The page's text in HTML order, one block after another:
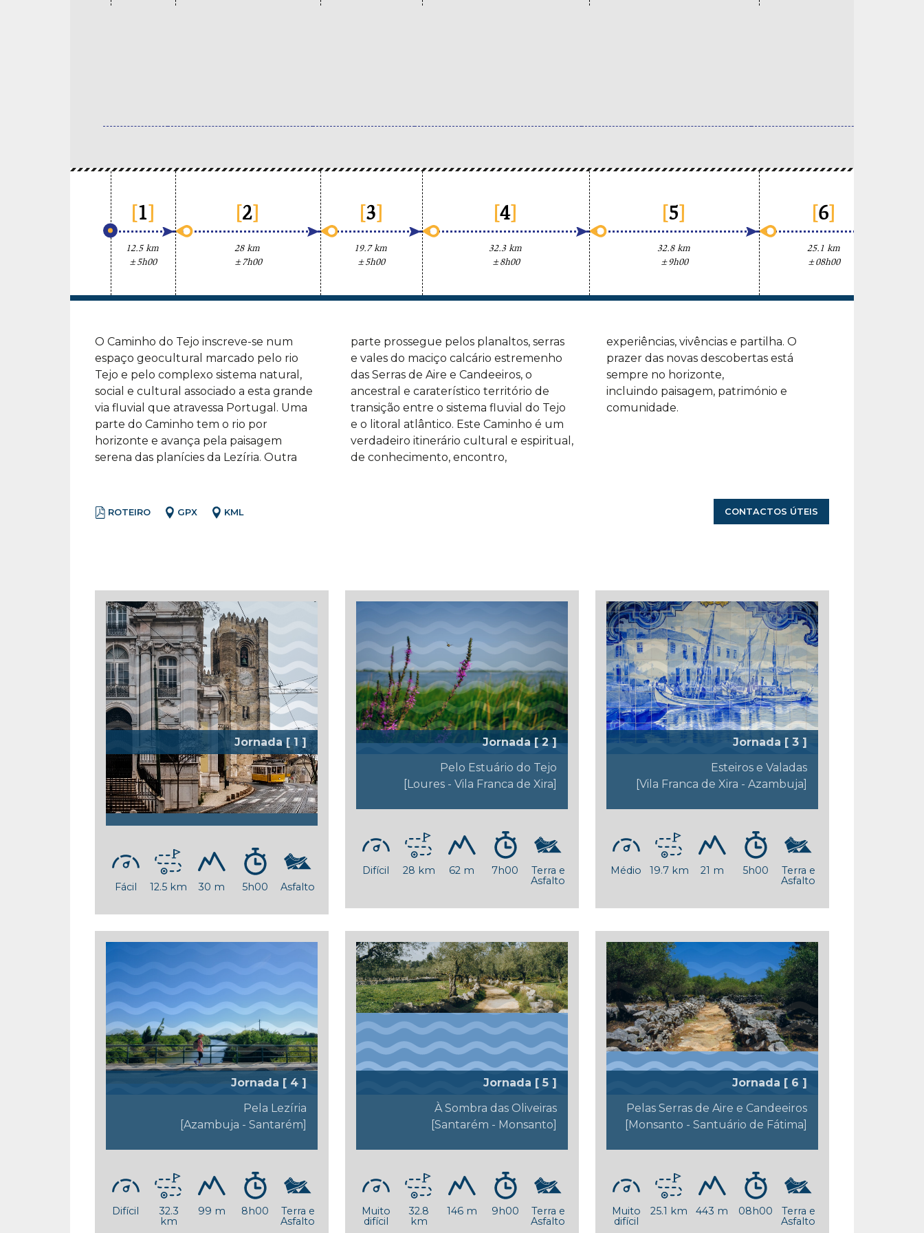
[1]
12.5 km
±5h00
[2]
28 km
±7h00
[3]
19.7 km
±5h00
[4]
32.3 km
±8h00
[5]
32.8 km
±9h00
[6]
25.1 km
±08h00
O Caminho do Tejo inscreve-se num
espaço geocultural marcado pelo rio
Tejo e pelo complexo sistema natural,
social e cultural associado a esta grande
via fluvial que atravessa Portugal. Uma
parte do Caminho tem o rio por
horizonte e avança pela paisagem
serena das planícies da Lezíria. Outra
parte prossegue pelos planaltos, serras
e vales do maciço calcário estremenho
das Serras de Aire e Candeeiros, o
ancestral e caraterístico território de
transição entre o sistema fluvial do Tejo
e o litoral atlântico. Este Caminho é um
verdadeiro itinerário cultural e espiritual,
de conhecimento, encontro,
experiências, vivências e partilha. O
prazer das novas descobertas está
sempre no horizonte,
incluindo paisagem, património e
comunidade.
ROTEIRO GPX KML CONTACTOS ÚTEIS
Lista de Jornadas
Jornada [ 1 ]
No Coração de Lisboa
[Sé de Lisboa - Parque das
Nações]
Fácil 12.5 km 30 m 5h00 Asfalto
Jornada [ 2 ]
Pelo Estuário do Tejo
[Loures - Vila Franca de Xira]
Difícil 28 km 62 m 7h00
Terra e
Asfalto
Jornada [ 3 ]
Esteiros e Valadas
[Vila Franca de Xira - Azambuja]
Médio 19.7 km 21 m 5h00
Terra e
Asfalto
Jornada [ 4 ]
Pela Lezíria
[Azambuja - Santarém]
Difícil
32.3
km
99 m 8h00
Terra e
Asfalto
Jornada [ 5 ]
À Sombra das Oliveiras
[Santarém - Monsanto]
Muito
difícil
32.8
km
146 m 9h00
Terra e
Asfalto
Jornada [ 6 ]
Pelas Serras de Aire e Candeeiros
[Monsanto - Santuário de Fátima]
Muito
difícil
25.1 km 443 m 08h00
Terra e
Asfalto